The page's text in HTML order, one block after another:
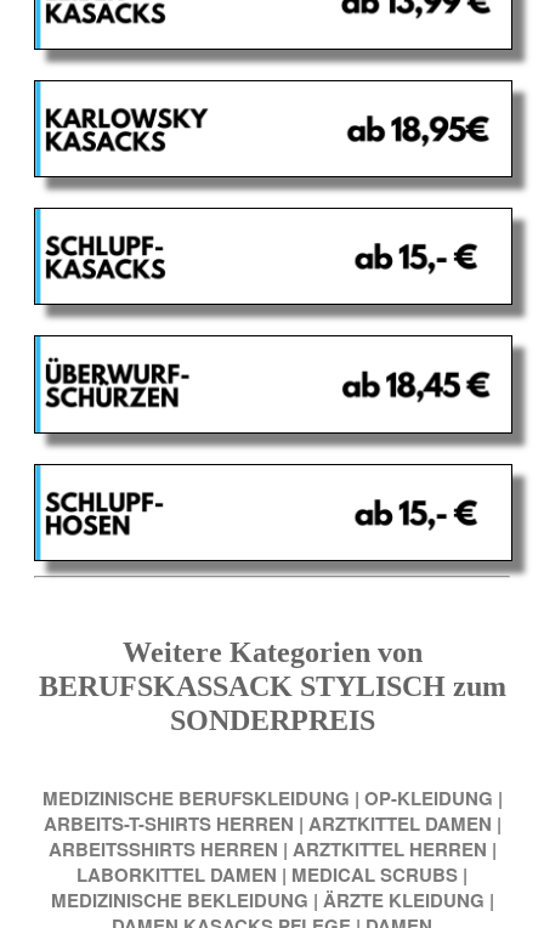
Weitere Kategorien von
BERUFSKASSACK STYLISCH zum
SONDERPREIS
MEDIZINISCHE BERUFSKLEIDUNG | OP-KLEIDUNG |
ARBEITS-T-SHIRTS HERREN | ARZTKITTEL DAMEN |
ARBEITSSHIRTS HERREN | ARZTKITTEL HERREN |
LABORKITTEL DAMEN | MEDICAL SCRUBS |
MEDIZINISCHE BEKLEIDUNG | ÄRZTE KLEIDUNG |